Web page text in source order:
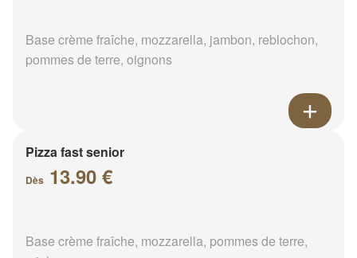
Base crème fraîche, mozzarella, jambon, reblochon,
pommes de terre, oignons
Pizza fast senior
Dès 13.90 €
Base crème fraîche, mozzarella, pommes de terre,